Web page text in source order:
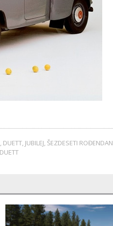
, DUETT, JUBILEJ, ŠEZDESETI ROĐENDAN